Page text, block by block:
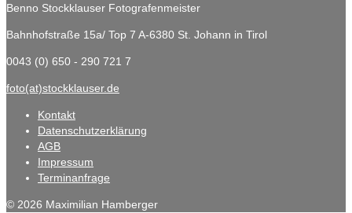
Benno Stockklauser Fotografenmeister
Bahnhofstraße 15a/ Top 7 A-6380 St. Johann in Tirol
0043 (0) 650 - 290 721 7
foto(at)stockklauser.de
Kontakt
Datenschutzerklärung
AGB
Impressum
Terminanfrage
© 2026 Maximilian Hamberger